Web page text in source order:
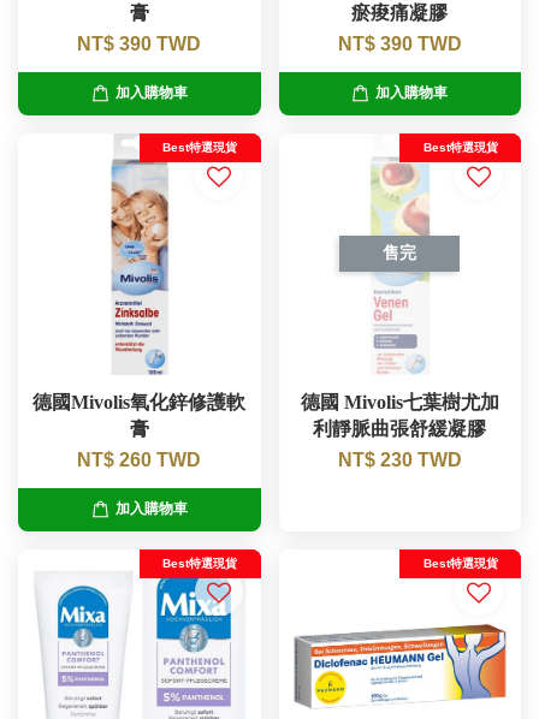
膏
NT$ 390 TWD
加入購物車
瘀痠痛凝膠
NT$ 390 TWD
加入購物車
Best特選現貨
德國Mivolis氧化鋅修護軟
膏
NT$ 260 TWD
加入購物車
售完
Best特選現貨
德國 Mivolis七葉樹尤加
利靜脈曲張舒緩凝膠
NT$ 230 TWD
Best特選現貨 Best特選現貨